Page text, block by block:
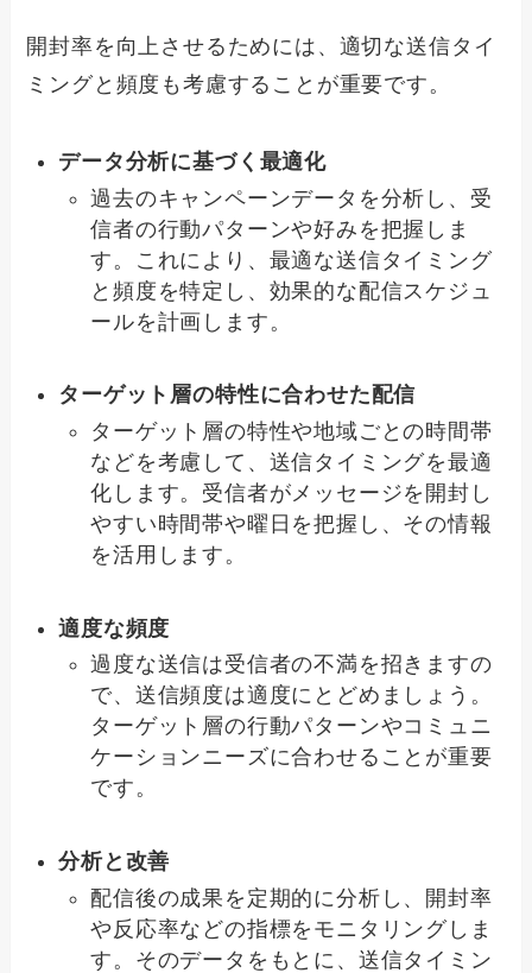
開封率を向上させるためには、適切な送信タイ
ミングと頻度も考慮することが重要です。
データ分析に基づく最適化
過去のキャンペーンデータを分析し、受
信者の行動パターンや好みを把握しま
す。これにより、最適な送信タイミング
と頻度を特定し、効果的な配信スケジュ
ールを計画します。
ターゲット層の特性に合わせた配信
ターゲット層の特性や地域ごとの時間帯
などを考慮して、送信タイミングを最適
化します。受信者がメッセージを開封し
やすい時間帯や曜日を把握し、その情報
を活用します。
適度な頻度
過度な送信は受信者の不満を招きますの
で、送信頻度は適度にとどめましょう。
ターゲット層の行動パターンやコミュニ
ケーションニーズに合わせることが重要
です。
分析と改善
配信後の成果を定期的に分析し、開封率
や反応率などの指標をモニタリングしま
す。そのデータをもとに、送信タイミン